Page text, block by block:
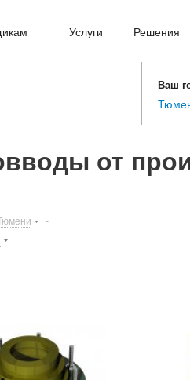
Услуги Решения
Ваш
от
-